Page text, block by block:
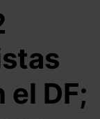
DF;